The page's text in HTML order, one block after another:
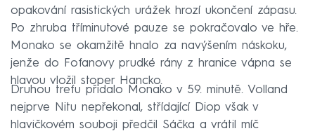
opakování rasistických urážek hrozí ukončení zápasu.
Po zhruba tříminutové pauze se pokračovalo ve hře.
Monako se okamžitě hnalo za navýšením náskoku,
jenže do Fofanovy prudké rány z hranice vápna se
hlavou vložil stoper Hancko.
Druhou trefu přidalo Monako v 59. minutě. Volland
nejprve Nitu nepřekonal, střídající Diop však v
hlavičkovém souboji předčil Sáčka a vrátil míč